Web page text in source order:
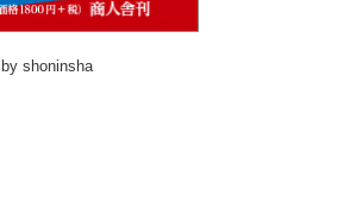
by shoninsha